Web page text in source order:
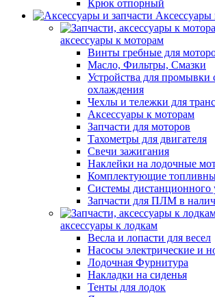
Крюк отпорный
Аксессуары
аксессуары к моторам
Винты гребные для
Масло, Фильтры, Смазки
Устройства для промывки
охлаждения
Чехлы и тележки для
Аксессуары к моторам
Запчасти для моторов
Тахометры для двигателя
Свечи зажигания
Наклейки на лодочные
Комплектующие
Системы дистанционного
Запчасти для ПЛМ в
аксессуары к лодкам
Весла и лопасти для весел
Насосы электрические и
Лодочная Фурнитура
Накладки на сиденья
Тенты для лодок